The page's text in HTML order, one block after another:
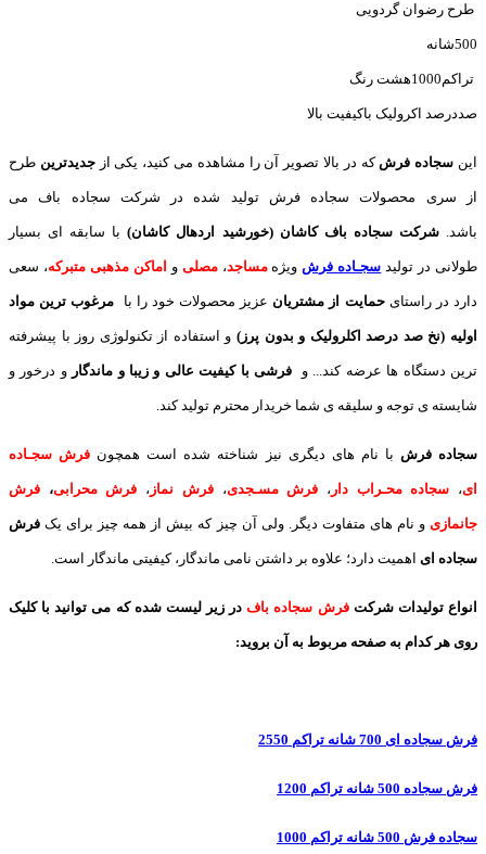
طرح رضوان گردویی
500شانه
تراکم1000هشت رنگ
صددرصد اکرولیک باکیفیت بالا
این سجاده فرش که در بالا تصویر آن را مشاهده می کنید، یکی ازجدیدترین طرح
از سری محصولات سجاده فرش تولید شده در شرکت سجاده باف می
باشد.شرکت سجاده باف کاشان (خورشید اردهال کاشان)با سابقه ای بسیار
طولانی در تولید سجـاده فرش ویژهمساجد،مصلی و اماکن مذهبی متبرکه، سعی
دارد در راستایحمایت از مشتریان عزیز محصولات خود را با مرغوب ترین مواد
اولیه (نخ صد درصد اکلرولیک و بدون پرز) و استفاده از تکنولوژی روز با پیشرفته
ترین دستگاه ها عرضه کند... و فرشی با کیفیت عالی و زیبا و ماندگار و درخور و
شایسته ی توجه و سلیقه ی شما خریدار محترم تولید کند.
سجاده فرش با نام های دیگری نیز شناخته شده است همچون فرش سجـاده
ای، سجاده محـراب دار ، فرش مسـجدی،فرش نماز ، فرش محرابی، فرش
جانمازی و نام های متفاوت دیگر. ولی آن چیز که بیش از همه چیز برای یک فرش
سجاده ای اهمیت دارد؛ علاوه بر داشتن نامی ماندگار، کیفیتی ماندگار است.
انواع تولیدات شرکتفرش سجاده بافدر زیر لیست شده که می توانید با کلیک
روی هر کدام به صفحه مربوط به آن بروید:
فرش سجاده ای 700 شانه تراکم 2550
فرش سجاده 500 شانه تراکم 1200
سجاده فرش 500 شانه تراکم 1000